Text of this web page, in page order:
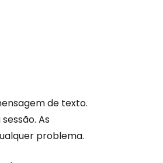
de texto.
As
problema.